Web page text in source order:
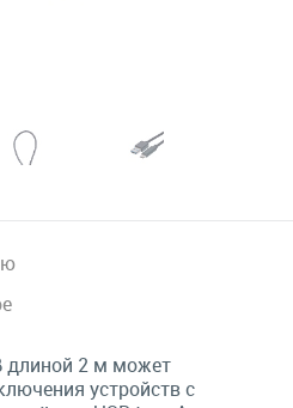
длиной 2 м может
устройств с